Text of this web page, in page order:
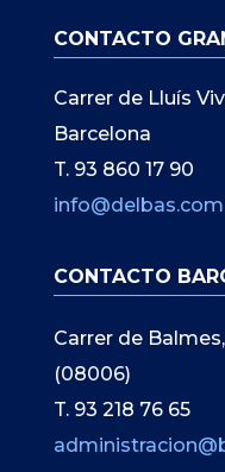
CONTACTO
Carrer de Lluís
Barcelona
T. 93 860 17 90
info@delbas.com
CONTACTO
Carrer de
(08006)
T. 93 218 76 65